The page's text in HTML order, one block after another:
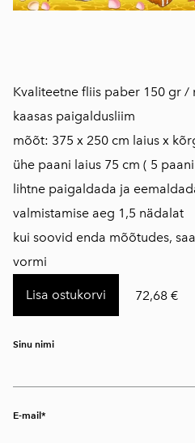
​​​​​​​​​​Kvaliteetne fliis paber 150 gr /
kaasas paigaldusliim
mõõt: 375 x 250 cm laius x
ühe paani laius 75 cm ( 5
lihtne paigaldada ja
​valmistamise aeg 1,5 nädalat
kui soovid enda mõõtudes,
vormi
Lisa ostukorvi 72,68 €
Sinu nimi
E-mail